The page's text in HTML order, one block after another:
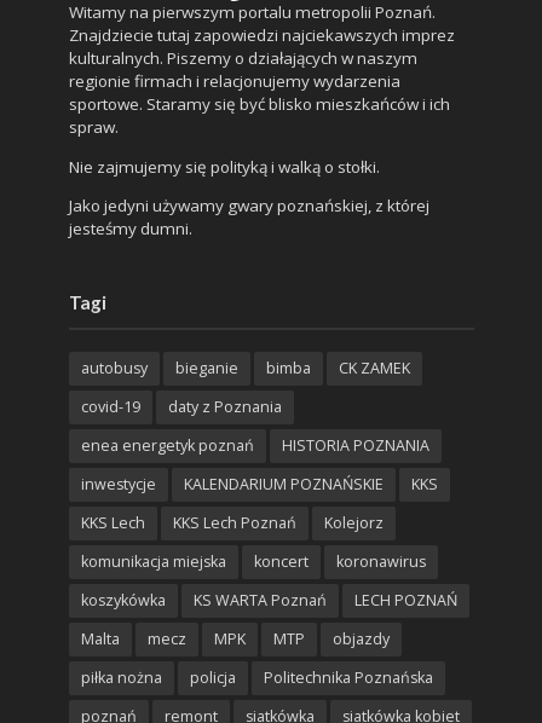
Witamy na pierwszym portalu metropolii Poznań.
Znajdziecie tutaj zapowiedzi najciekawszych imprez
kulturalnych. Piszemy o działających w naszym
regionie firmach i relacjonujemy wydarzenia
sportowe. Staramy się być blisko mieszkańców i ich
spraw.
Nie zajmujemy się polityką i walką o stołki.
Jako jedyni używamy gwary poznańskiej, z której
jesteśmy dumni.
Tagi
autobusy bieganie bimba
CK ZAMEK
covid-19
daty z Poznania
enea energetyk poznań
HISTORIA POZNANIA
inwestycje
KALENDARIUM POZNAŃSKIE
KKS
KKS Lech
KKS Lech Poznań
Kolejorz
komunikacja miejska
koncert
koronawirus
koszykówka
KS WARTA Poznań
LECH POZNAŃ
Malta
mecz MPK MTP
objazdy
piłka nożna
policja
Politechnika Poznańska
poznań
remont siatkówka siatkówka kobiet